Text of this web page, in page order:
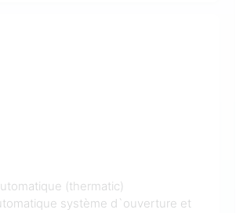
(thermatic)
système d`ouverture et